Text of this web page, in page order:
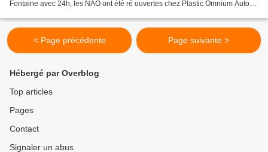
Fontaine avec 24h, les NAO ont été ré ouvertes chez Plastic Omnium Auto
< Page précédente Page suivante >
Hébergé par Overblog
Top articles
Pages
Contact
Signaler un abus